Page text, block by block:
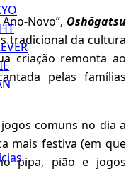
Novo”, Oshōgatsu
tradicional da cultura
criação remonta ao
pelas famílias
comuns no dia a
mais festiva (em que
pipa, pião e jogos